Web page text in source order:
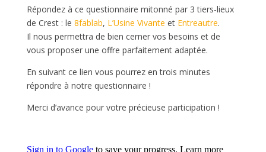
Répondez à ce questionnaire mitonné par 3 tiers-lieux
de Crest : le 8fablab, L’Usine Vivante et Entreautre.
Il nous permettra de bien cerner vos besoins et de
vous proposer une offre parfaitement adaptée.
En suivant ce lien vous pourrez en trois minutes
répondre à notre questionnaire !
Merci d’avance pour votre précieuse participation !